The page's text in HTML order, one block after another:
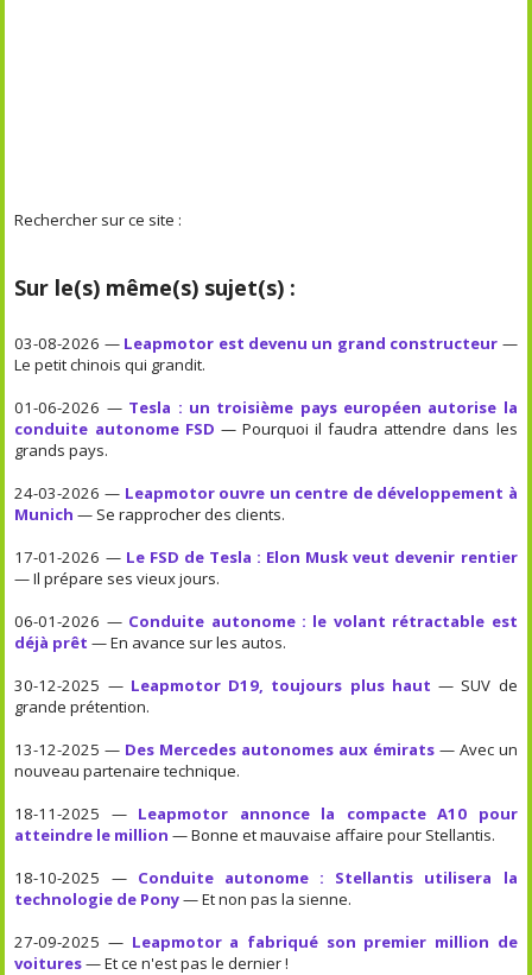
Rechercher sur ce site :
Sur le(s) même(s) sujet(s) :
03-08-2026 — Leapmotor est devenu un grand constructeur —
Le petit chinois qui grandit.
01-06-2026 — Tesla : un troisième pays européen autorise la
conduite autonome FSD — Pourquoi il faudra attendre dans les
grands pays.
24-03-2026 — Leapmotor ouvre un centre de développement à
Munich — Se rapprocher des clients.
17-01-2026 — Le FSD de Tesla : Elon Musk veut devenir rentier
— Il prépare ses vieux jours.
06-01-2026 — Conduite autonome : le volant rétractable est
déjà prêt — En avance sur les autos.
30-12-2025 — Leapmotor D19, toujours plus haut — SUV de
grande prétention.
13-12-2025 — Des Mercedes autonomes aux émirats— Avec un
nouveau partenaire technique.
18-11-2025 — Leapmotor annonce la compacte A10 pour
atteindre le million — Bonne et mauvaise affaire pour Stellantis.
18-10-2025 — Conduite autonome : Stellantis utilisera la
technologie de Pony— Et non pas la sienne.
27-09-2025 — Leapmotor a fabriqué son premier million de
voitures— Et ce n'est pas le dernier !